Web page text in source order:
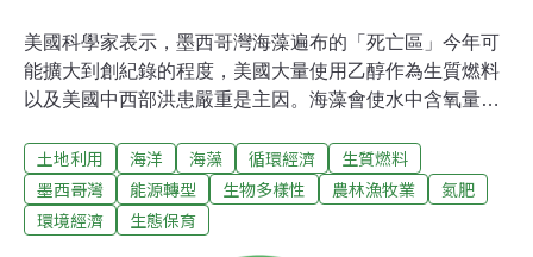
美國科學家表示，墨西哥灣海藻遍布的「死亡區」今年可
能擴大到創紀錄的程度，美國大量使用乙醇作為生質燃料
以及美國中西部洪患嚴重是主因。海藻會使水中含氧量減
州與路易斯安那州外海出現，今年極可能擴大至約2萬
3000平方公里，面積相當於新澤西州，近乎2/3個台灣
大。美國海洋暨大氣總署（NOAA）等機構的科學家表
示，人類大量使用氮肥與磷肥導致海藻大量繁殖。對定期
土地利用 海洋 海藻 循環經濟
生質燃料
墨西哥灣
能源轉型 生物多樣性 農林漁牧業
氮肥
環境經濟
生態保育